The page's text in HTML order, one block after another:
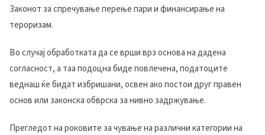
Законот за спречување перење пари и финансирање на
тероризам.
Во случај обработката да се врши врз основа на дадена
согласност, а таа подоцна биде повлечена, податоците
веднаш ќе бидат избришани, освен ако постои друг правен
основ или законска обврска за нивно задржување.
Прегледот на роковите за чување на различни категории на